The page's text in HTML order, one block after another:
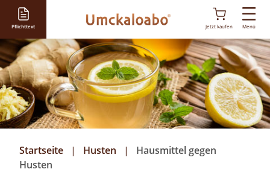
r
e
k
t
z
u
m
Pflichttext Jetzt kaufen Menü
Startseite Husten
Hausmittel gegen
Husten